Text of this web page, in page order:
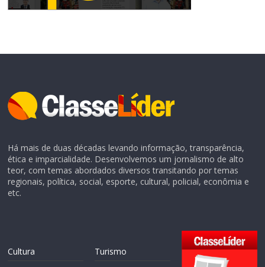
Há mais de duas décadas levando informação, transparência,
ética e imparcialidade. Desenvolvemos um jornalismo de alto
teor, com temas abordados diversos transitando por temas
regionais, política, social, esporte, cultural, policial, econômia e
etc.
Cultura
Turismo